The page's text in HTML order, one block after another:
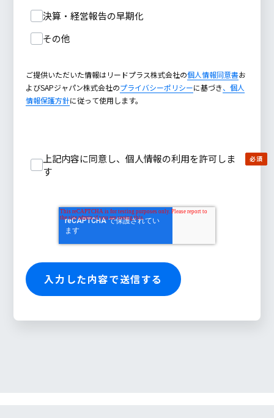
決算・経営報告の早期化
その他
ご提供いただいた情報はリードプラス株式会社の個人情報同意書お
よびSAPジャパン株式会社のプライバシーポリシーに基づき、個人
情報保護方針に従って使用します。
上記内容に同意し、個人情報の利用を許可しま
す